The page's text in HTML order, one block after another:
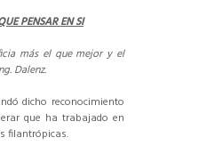
PENSAR EN SI
más el que mejor y el
Dalenz.
dicho reconocimiento
que ha trabajado en
filantrópicas.